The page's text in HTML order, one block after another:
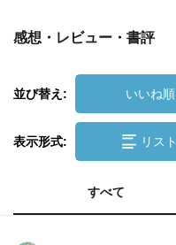
感想・レビュー・書評
並び替え: いいね順
表示形式: リスト
すべて